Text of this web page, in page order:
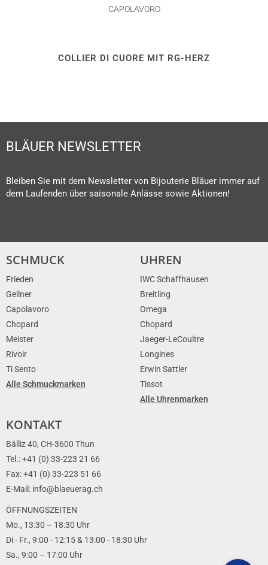
CAPOLAVORO
COLLIER DI CUORE MIT RG-HERZ
BLÄUER NEWSLETTER
Bleiben Sie mit dem Newsletter von Bijouterie Bläuer immer auf
dem Laufenden über saisonale Anlässe sowie Aktionen!
SCHMUCK
Frieden
Gellner
Capolavoro
Chopard
Meister
Rivoir
Ti Sento
Alle Schmuckmarken
UHREN
IWC Schaffhausen
Breitling
Omega
Chopard
Jaeger-LeCoultre
Longines
Erwin Sattler
Tissot
Alle Uhrenmarken
KONTAKT
Bälliz 40, CH-3600 Thun
Tel.: +41 (0) 33-223 21 66
Fax: +41 (0) 33-223 51 66
E-Mail: info@blaeuerag.ch
ÖFFNUNGSZEITEN
Mo., 13:30 – 18:30 Uhr
Di - Fr., 9:00 - 12:15 & 13:00 - 18:30 Uhr
Sa., 9:00 – 17:00 Uhr